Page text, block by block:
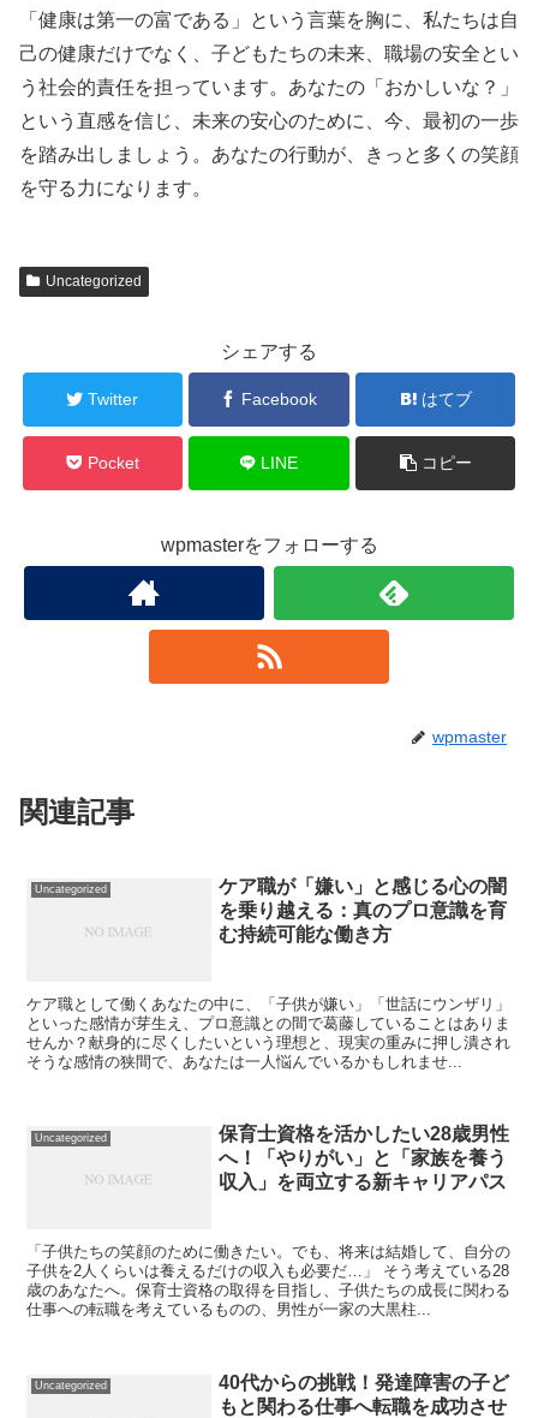
「健康は第一の富である」という言葉を胸に、私たちは自
己の健康だけでなく、子どもたちの未来、職場の安全とい
う社会的責任を担っています。あなたの「おかしいな？」
という直感を信じ、未来の安心のために、今、最初の一歩
を踏み出しましょう。あなたの行動が、きっと多くの笑顔
を守る力になります。
Uncategorized
シェアする
Twitter Facebook はてブ
Pocket LINE コピー
wpmasterをフォローする
wpmaster
関連記事
Uncategorized
ケア職が「嫌い」と感じる心の闇
を乗り越える：真のプロ意識を育
む持続可能な働き方
ケア職として働くあなたの中に、「子供が嫌い」「世話にウンザリ」
といった感情が芽生え、プロ意識との間で葛藤していることはありま
せんか？献身的に尽くしたいという理想と、現実の重みに押し潰され
そうな感情の狭間で、あなたは一人悩んでいるかもしれませ...
Uncategorized
保育士資格を活かしたい28歳男性
へ！「やりがい」と「家族を養う
収入」を両立する新キャリアパス
「子供たちの笑顔のために働きたい。でも、将来は結婚して、自分の
子供を2人くらいは養えるだけの収入も必要だ…」 そう考えている28
歳のあなたへ。保育士資格の取得を目指し、子供たちの成長に関わる
仕事への転職を考えているものの、男性が一家の大黒柱...
Uncategorized
40代からの挑戦！発達障害の子ど
もと関わる仕事へ転職を成功させ